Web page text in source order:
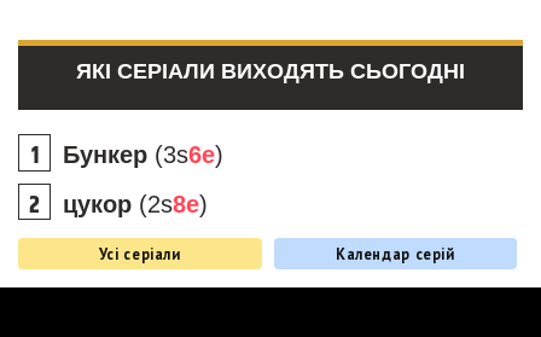
ЯКІ СЕРІАЛИ ВИХОДЯТЬ СЬОГОДНІ
Бункер (3s6e)
цукор (2s8e)
Усі серіали Календар серій